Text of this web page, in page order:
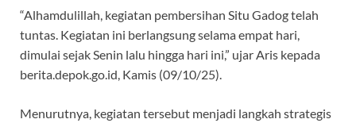
“Alhamdulillah, kegiatan pembersihan Situ Gadog telah
tuntas. Kegiatan ini berlangsung selama empat hari,
dimulai sejak Senin lalu hingga hari ini,” ujar Aris kepada
berita.depok.go.id, Kamis (09/10/25).
Menurutnya, kegiatan tersebut menjadi langkah strategis